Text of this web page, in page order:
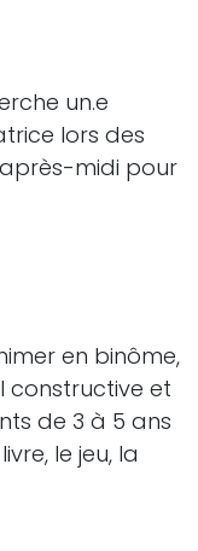
un.e
lors des
midi pour
en binôme,
constructive et
de 3 à 5 ans
le jeu, la